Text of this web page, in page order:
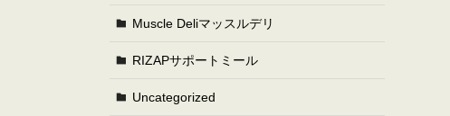
Muscle Deliマッスルデリ
RIZAPサポートミール
Uncategorized